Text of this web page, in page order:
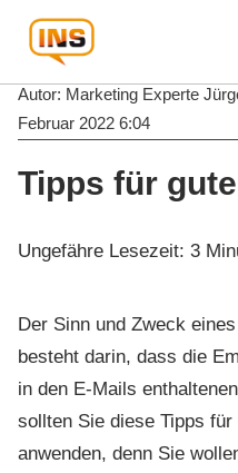
Autor: Marketing Experte
Februar 2022 6:04
Tipps für
Ungefähre Lesezeit: 3
Der Sinn und Zweck
besteht darin, dass die
in den E-Mails
sollten Sie diese Tipps
anwenden, denn Sie